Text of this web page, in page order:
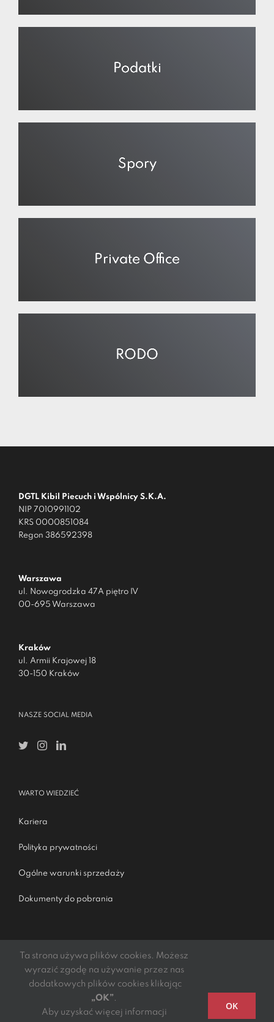
Podatki
Spory
Private Office
RODO
DGTL Kibil Piecuch i Wspólnicy S.K.A.
NIP 7010991102
KRS 0000851084
Regon 386592398
Warszawa
ul. Nowogrodzka 47A piętro IV
00-695 Warszawa
Kraków
ul. Armii Krajowej 18
30-150 Kraków
NASZE SOCIAL MEDIA
WARTO WIEDZIEĆ
Kariera
Polityka prywatności
Ogólne warunki sprzedaży
Dokumenty do pobrania
Podmiotem świadczącym obsługę płatności online jest
mElements S.A.
Ta strona używa plików cookies. Możesz
wyrazić zgodę na używanie przez nas
dodatkowych plików cookies klikając
„OK” .
Aby uzyskać więcej informacji
OK